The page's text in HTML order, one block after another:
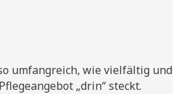
umfangreich, wie vielfältig und
„drin“ steckt.